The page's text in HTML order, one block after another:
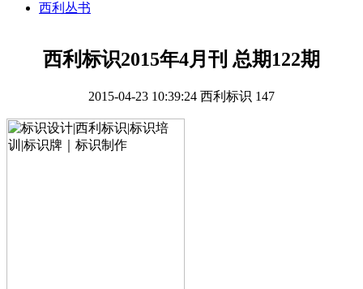
西利丛书
西利标识2015年4月刊 总期122期
2015-04-23 10:39:24 西利标识 147